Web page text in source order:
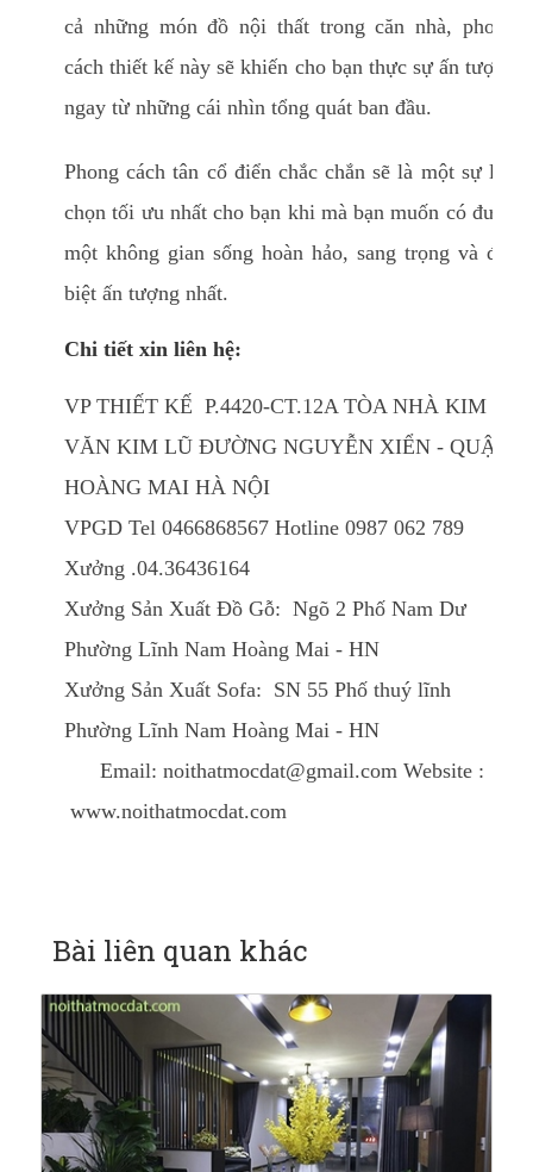
cả những món đồ nội thất trong căn nhà, phong
cách thiết kế này sẽ khiến cho bạn thực sự ấn tượng
ngay từ những cái nhìn tổng quát ban đầu.
Phong cách tân cổ điển chắc chắn sẽ là một sự lựa
chọn tối ưu nhất cho bạn khi mà bạn muốn có được
một không gian sống hoàn hảo, sang trọng và đặc
biệt ấn tượng nhất.
Chi tiết xin liên hệ:
VP THIẾT KẾ P.4420-CT.12A TÒA NHÀ KIM
VĂN KIM LŨ ĐƯỜNG NGUYỄN XIỂN - QUẬN
HOÀNG MAI HÀ NỘI
VPGD Tel 0466868567 Hotline 0987 062 789
Xưởng .04.36436164
Xưởng Sản Xuất Đồ Gỗ: Ngõ 2 Phố Nam Dư
Phường Lĩnh Nam Hoàng Mai - HN
Xưởng Sản Xuất Sofa: SN 55 Phố thuý lĩnh
Phường Lĩnh Nam Hoàng Mai - HN
Email: noithatmocdat@gmail.com Website :
www.noithatmocdat.com
Bài liên quan khác